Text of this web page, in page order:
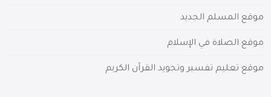
موقع المسلم الجديد
موقع الصلاة في الإسلام
موقع تعليم تفسير وتجويد القرآن الكريم